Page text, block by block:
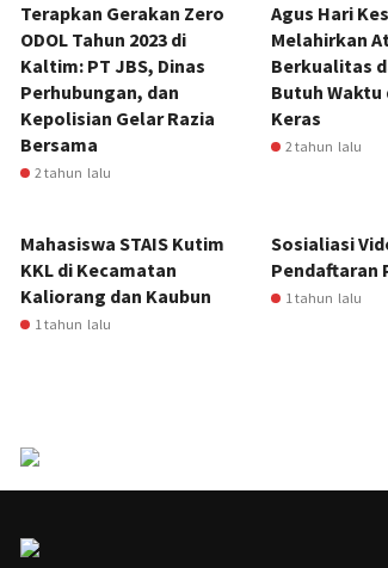
Terapkan Gerakan Zero
ODOL Tahun 2023 di
Kaltim: PT JBS, Dinas
Perhubungan, dan
Kepolisian Gelar Razia
Bersama
2 tahun lalu
Agus Hari
Melahirkan
Berkualitas
Butuh Waktu
Keras
2 tahun lalu
Mahasiswa STAIS Kutim
KKL di Kecamatan
Kaliorang dan Kaubun
1 tahun lalu
Sosialiasi
Pendaftaran
1 tahun lalu